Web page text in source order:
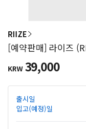
RIIZE
[예약판매] 라이즈
KRW 39,000
출시일
입고(예정)일